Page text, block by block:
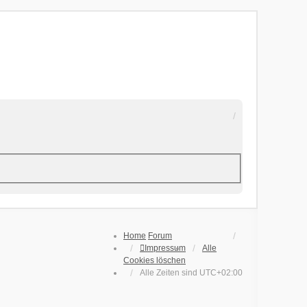
Home Forum
Impressum
Alle
Cookies löschen
Alle Zeiten sind UTC+02:00